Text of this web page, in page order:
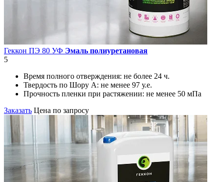
Геккон ПЭ 80 УФ Эмаль полиуретановая
5
Время полного отверждения: не более 24 ч.
Твердость по Шору А: не менее 97 у.е.
Прочность пленки при растяжении: не менее 50 мПа
Заказать Цена по запросу